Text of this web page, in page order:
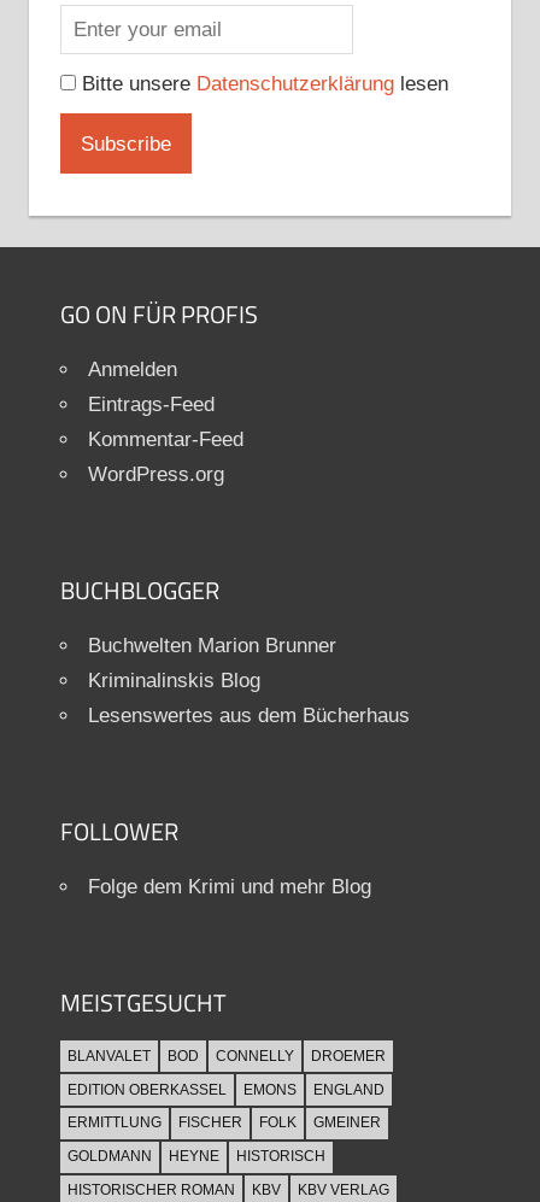
Bitte unsere Datenschutzerklärunglesen
GO ON FÜR PROFIS
Anmelden
Eintrags-Feed
Kommentar-Feed
WordPress.org
BUCHBLOGGER
Buchwelten Marion Brunner
Kriminalinskis Blog
Lesenswertes aus dem Bücherhaus
FOLLOWER
Folge dem Krimi und mehr Blog
MEISTGESUCHT
BLANVALET BOD CONNELLY
DROEMER
EDITION OBERKASSEL
EMONS
ENGLAND
ERMITTLUNG
FISCHER FOLK
GMEINER
GOLDMANN
HEYNE
HISTORISCH
HISTORISCHER ROMAN
KBV KBV VERLAG